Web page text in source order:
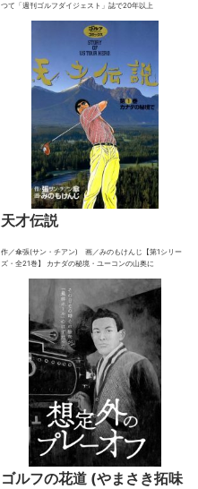
つて「週刊ゴルフダイジェスト」誌で20年以上
天才伝説
作／傘張(サン・チアン) 画／みのもけんじ【第1シリー
ズ・全21巻】 カナダの秘境・ユーコンの山奥に
ゴルフの花道 (やまさき拓味